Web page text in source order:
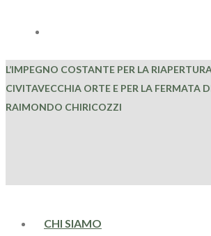
CHI SIAMO
L’IMPEGNO COSTANTE PER LA
CIVITAVECCHIA ORTE E PER LA FERMATA
RAIMONDO CHIRICOZZI